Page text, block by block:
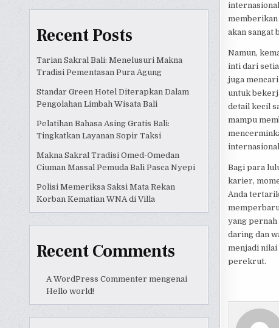
Recent Posts
Tarian Sakral Bali: Menelusuri Makna
Tradisi Pementasan Pura Agung
Standar Green Hotel Diterapkan Dalam
Pengolahan Limbah Wisata Bali
Pelatihan Bahasa Asing Gratis Bali:
Tingkatkan Layanan Sopir Taksi
Makna Sakral Tradisi Omed-Omedan
Ciuman Massal Pemuda Bali Pasca Nyepi
Polisi Memeriksa Saksi Mata Rekan
Korban Kematian WNA di Villa
Recent Comments
A WordPress Commenter mengenai
Hello world!
memberikan
akan sangat
Namun,
inti dari
juga
untuk
detail kecil
mampu
Bagi para
karier,
Anda
yang
daring dan
menjadi nilai
perekrut.